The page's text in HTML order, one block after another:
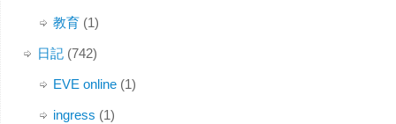
教育(1)
日記(742)
EVE online(1)
ingress (1)